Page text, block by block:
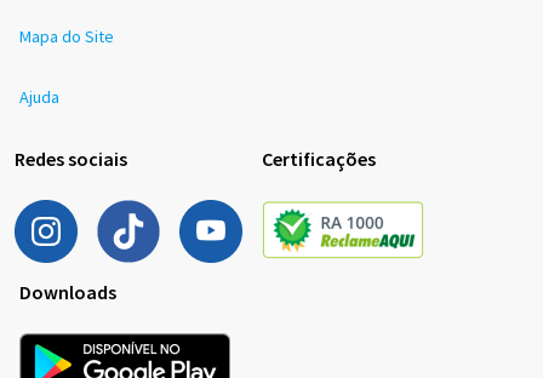
Mapa do Site
Ajuda
Redes sociais Certificações
Downloads